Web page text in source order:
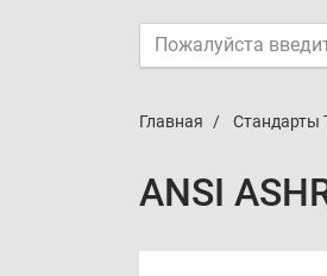
Главная Стандарты
ANSI